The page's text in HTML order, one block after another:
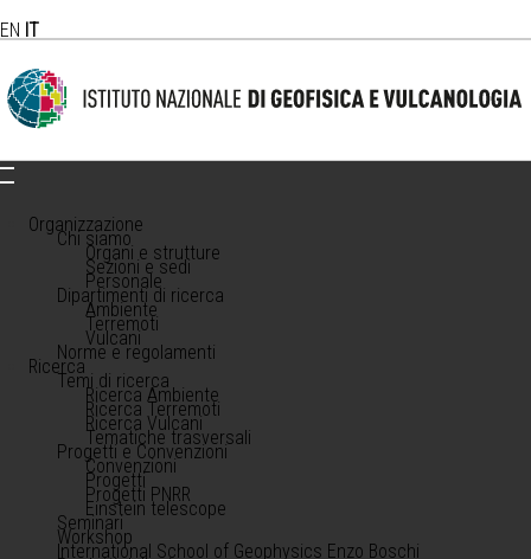
EN IT
Organizzazione
Chi siamo
Organi e strutture
Sezioni e sedi
Personale
Dipartimenti di ricerca
Ambiente
Terremoti
Vulcani
Norme e regolamenti
Ricerca
Temi di ricerca
Ricerca Ambiente
Ricerca Terremoti
Ricerca Vulcani
Tematiche trasversali
Progetti e Convenzioni
Convenzioni
Progetti
Progetti PNRR
Einstein telescope
Seminari
Workshop
International School of Geophysics Enzo Boschi